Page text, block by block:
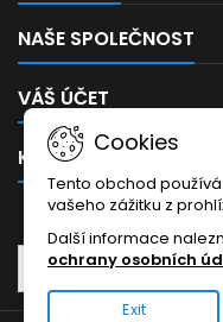
NAŠE SPOLEČNOST
VÁŠ ÚČET
KONTAKT
Cookies
Tento obchod
vašeho zážitku z
Další informace
ochrany osobních
Exit